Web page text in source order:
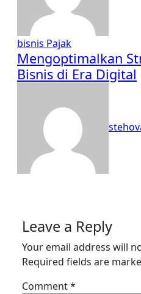
bisnis Pajak
Mengoptimalkan
Bisnis di Era Digital
Leave a Reply
Your email address will
Required fields are
Comment*